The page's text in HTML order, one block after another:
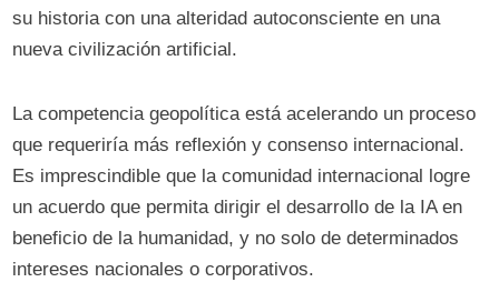
su historia con una alteridad autoconsciente en una
nueva civilización artificial.
La competencia geopolítica está acelerando un proceso
que requeriría más reflexión y consenso internacional.
Es imprescindible que la comunidad internacional logre
un acuerdo que permita dirigir el desarrollo de la IA en
beneficio de la humanidad, y no solo de determinados
intereses nacionales o corporativos.